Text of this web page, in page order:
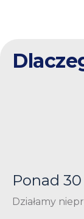
Ponad
Działamy